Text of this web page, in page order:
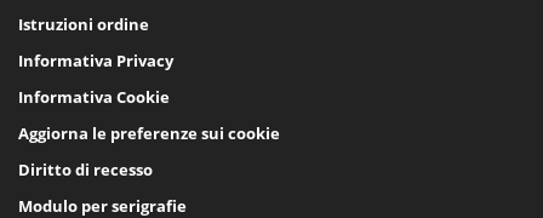
Istruzioni ordine
Informativa Privacy
Informativa Cookie
Aggiorna le preferenze sui cookie
Diritto di recesso
Modulo per serigrafie